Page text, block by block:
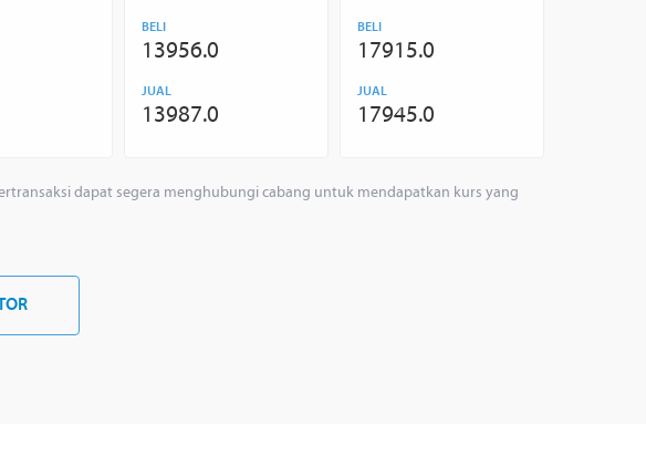
BELI
13956.0
JUAL
13987.0
BELI
17915.0
JUAL
17945.0
dapat segera menghubungi cabang untuk mendapatkan kurs yang